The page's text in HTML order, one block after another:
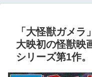
「大怪獣ガメ
大映初の怪獣映
シリーズ第1作。